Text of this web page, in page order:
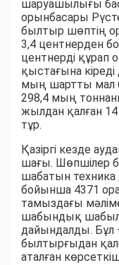
шаруашылығы
орынбасары
былтыр шөптің
3,4 центнерден
центнерді
қыстағына
мың шартты мал
298,4 мың
жылдан қалған
тұр.
Қазіргі кезде
шағы. Шөпшілер
шабатын техника
бойынша 4371
тамыздағы
шабындық
дайындалды. Бұл
былтырғыдан
аталған